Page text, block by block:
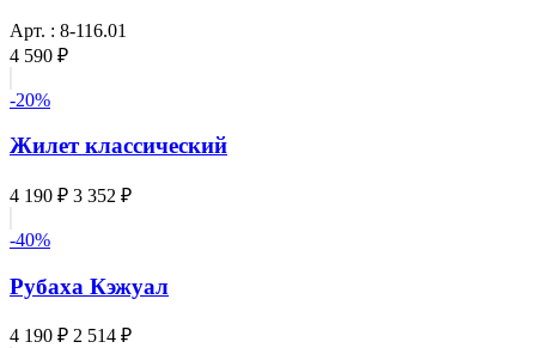
Арт. : 8-116.01
4 590 ₽
-20%
Жилет классический
4 190 ₽ 3 352 ₽
-40%
Рубаха Кэжуал
4 190 ₽ 2 514 ₽